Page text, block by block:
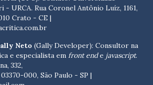
- URCA. Rua Coronel Antônio Luíz, 1161,
Crato - CE |
Neto (Gally Developer): Consultor na
e especialista em front ende javascript.
332,
000, São Paulo - SP |